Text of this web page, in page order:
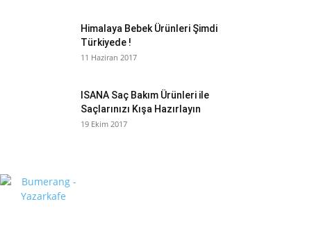
Himalaya Bebek Ürünleri Şimdi
Türkiyede !
11 Haziran 2017
ISANA Saç Bakım Ürünleri ile
Saçlarınızı Kışa Hazırlayın
19 Ekim 2017